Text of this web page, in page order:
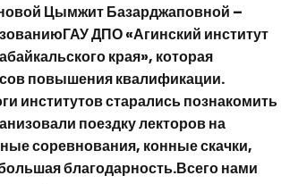
Цымжит Базарджаповной –
ДПО «Агинский институт
края», которая
повышения квалификации.
институтов старались познакомить
поездку лекторов на
соревнования, конные скачки,
благодарность.Всего нами